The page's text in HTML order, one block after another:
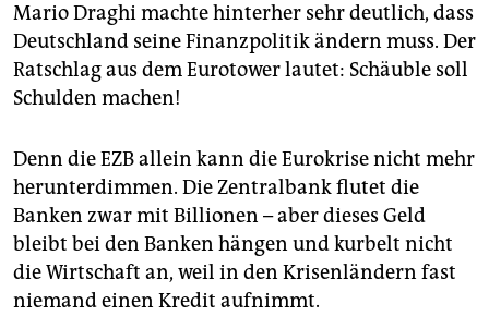
Mario Draghi machte hinterher sehr deutlich, dass
Deutschland seine Finanzpolitik ändern muss. Der
Ratschlag aus dem Eurotower lautet: Schäuble soll
Schulden machen!
Denn die EZB allein kann die Eurokrise nicht mehr
herunterdimmen. Die Zentralbank flutet die
Banken zwar mit Billionen – aber dieses Geld
bleibt bei den Banken hängen und kurbelt nicht
die Wirtschaft an, weil in den Krisenländern fast
niemand einen Kredit aufnimmt.